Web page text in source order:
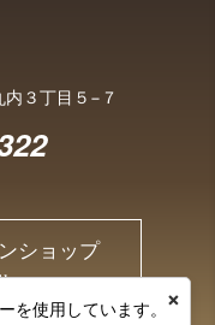
３丁目５−７
ショップ
を使用しています。 ×